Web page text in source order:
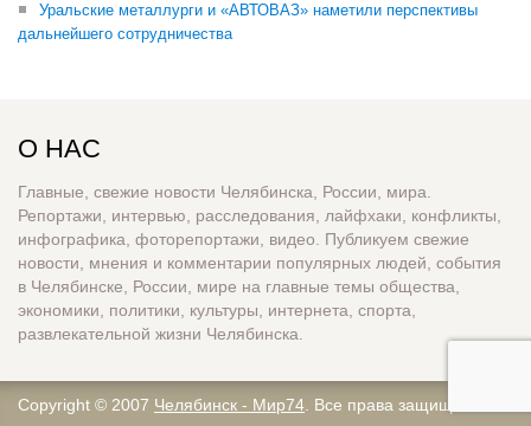
Уральские металлурги и «АВТОВАЗ» наметили перспективы
дальнейшего сотрудничества
О НАС
Главные, свежие новости Челябинска, России, мира.
Репортажи, интервью, расследования, лайфхаки, конфликты,
инфографика, фоторепортажи, видео. Публикуем свежие
новости, мнения и комментарии популярных людей, события
в Челябинске, России, мире на главные темы общества,
экономики, политики, культуры, интернета, спорта,
развлекательной жизни Челябинска.
Copyright © 2007 Челябинск - Мир74 . Все права защищены.